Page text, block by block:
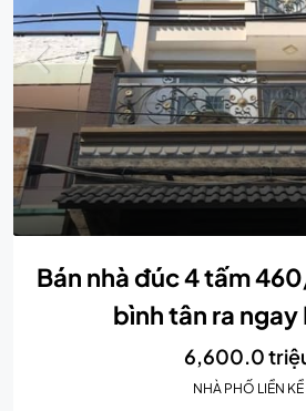
Bán nhà đúc 4 tấm
bình tân ra ngay
6,600.0
NHÀ PHỐ LIỀN KỀ